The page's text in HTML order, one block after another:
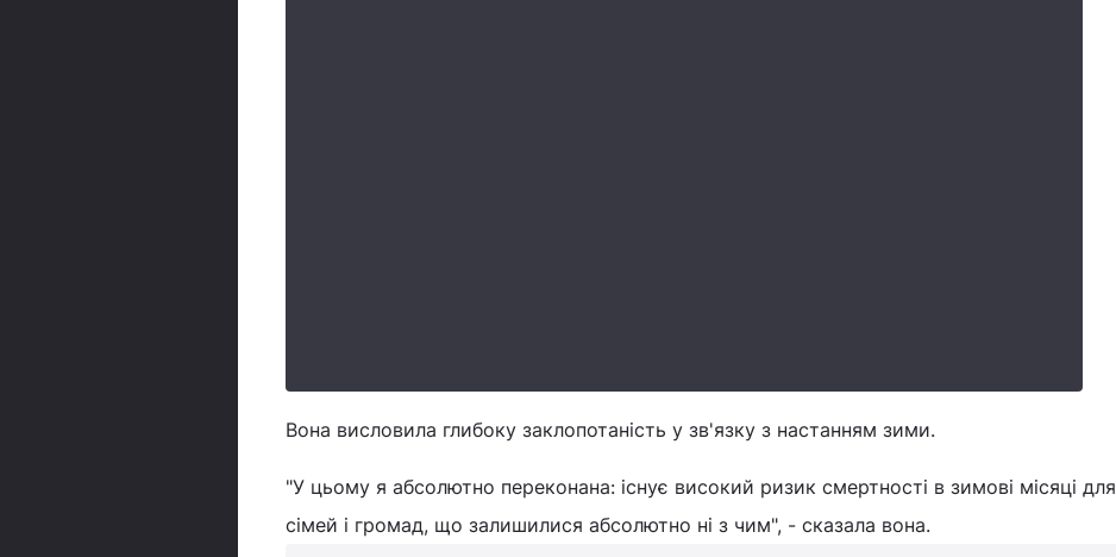
Вона висловила глибоку заклопотаність у зв'язку з настанням зими.
"У цьому я абсолютно переконана: існує високий ризик смертності в зимові місяці для
сімей і громад, що залишилися абсолютно ні з чим", - сказала вона.